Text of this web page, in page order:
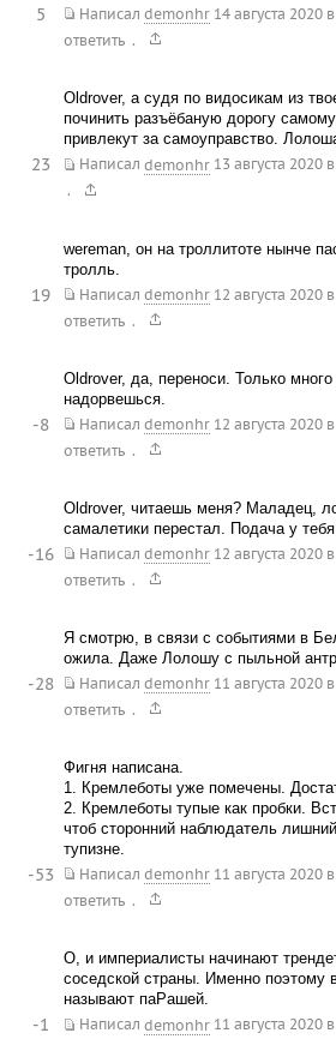
Написал demonhr 14 августа 2020
ответить .
5
Oldrover, а судя по видосикам из
починить разъёбаную дорогу
привлекут за самоуправство.
Написал demonhr 13 августа 2020
.
23
wereman, он на троллитоте нынче
тролль.
Написал demonhr 12 августа 2020
ответить .
19
Oldrover, да, переноси. Только
надорвешься.
Написал demonhr 12 августа 2020
ответить .
-8
Oldrover, читаешь меня? Маладец,
самалетики перестал. Подача у
Написал demonhr 12 августа 2020
ответить .
-16
Я смотрю, в связи с событиями в
ожила. Даже Лолошу с пыльной
Написал demonhr 11 августа 2020
ответить .
-28
Фигня написана.
1. Кремлеботы уже помечены.
2. Кремлеботы тупые как пробки.
чтоб сторонний наблюдатель
тупизне.
Написал demonhr 11 августа 2020
ответить .
-53
О, и империалисты начинают
соседской страны. Именно поэтому
называют паРашей.
Написал demonhr 11 августа 2020
-1